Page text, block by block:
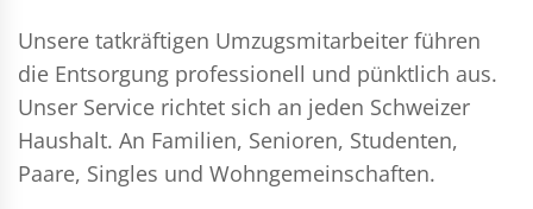
Unsere tatkräftigen Umzugsmitarbeiter führen
die Entsorgung professionell und pünktlich aus.
Unser Service richtet sich an jeden Schweizer
Haushalt. An Familien, Senioren, Studenten,
Paare, Singles und Wohngemeinschaften.